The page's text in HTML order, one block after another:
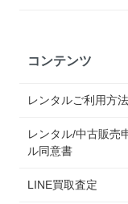
コンテンツ
レンタルご利用方法
レンタル/中古販
ル同意書
LINE買取査定